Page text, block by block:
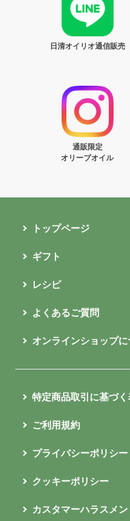
日清オイリオ通信販売
通販限定
オリーブオイル
トップページ
ギフト
レシピ
よくあるご質問
オンラインショップに
特定商品取引に基づ
ご利用規約
プライバシーポリシー
クッキーポリシー
カスタマーハラスメ